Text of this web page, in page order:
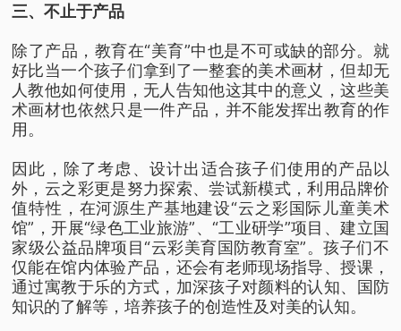
三、不止于产品
除了产品，教育在“美育”中也是不可或缺的部分。就
好比当一个孩子们拿到了一整套的美术画材，但却无
人教他如何使用，无人告知他这其中的意义，这些美
术画材也依然只是一件产品，并不能发挥出教育的作
用。
因此，除了考虑、设计出适合孩子们使用的产品以
外，云之彩更是努力探索、尝试新模式，利用品牌价
值特性，在河源生产基地建设“云之彩国际儿童美术
馆”，开展“绿色工业旅游”、“工业研学”项目、建立国
家级公益品牌项目“云彩美育国防教育室”。孩子们不
仅能在馆内体验产品，还会有老师现场指导、授课，
通过寓教于乐的方式，加深孩子对颜料的认知、国防
知识的了解等，培养孩子的创造性及对美的认知。